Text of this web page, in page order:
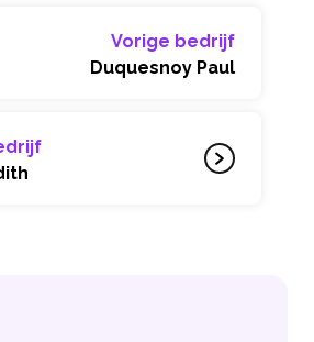
Vorige bedrijf
Duquesnoy Paul